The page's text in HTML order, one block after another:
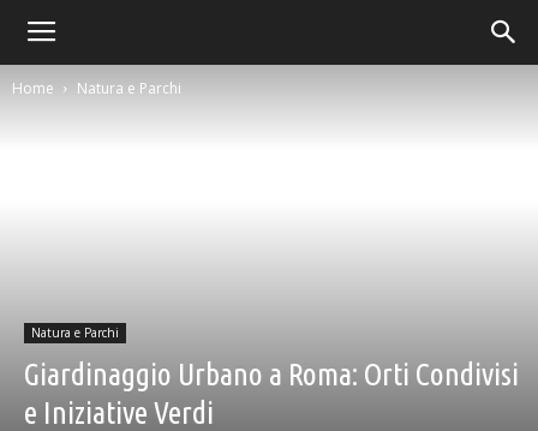
Home Natura e Parchi
Natura e Parchi
Giardinaggio Urbano a Roma: Orti Condivisi
e Iniziative Verdi